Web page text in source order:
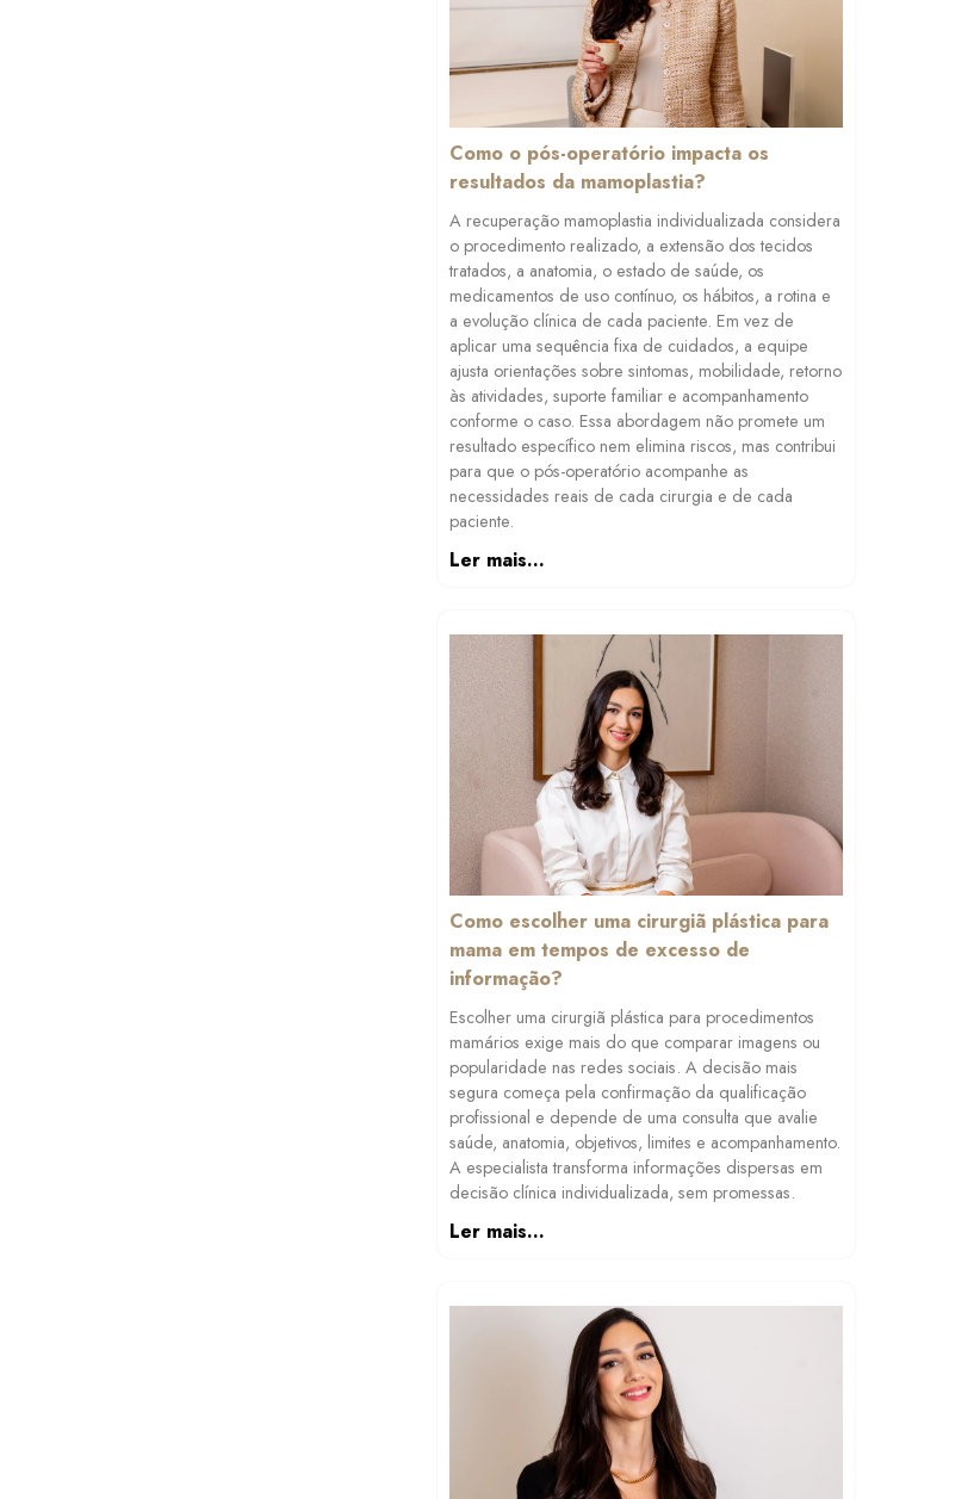
Como o pós-operatório impacta os
resultados da mamoplastia?
A recuperação mamoplastia individualizada considera
o procedimento realizado, a extensão dos tecidos
tratados, a anatomia, o estado de saúde, os
medicamentos de uso contínuo, os hábitos, a rotina e
a evolução clínica de cada paciente. Em vez de
aplicar uma sequência fixa de cuidados, a equipe
ajusta orientações sobre sintomas, mobilidade, retorno
às atividades, suporte familiar e acompanhamento
conforme o caso. Essa abordagem não promete um
resultado específico nem elimina riscos, mas contribui
para que o pós-operatório acompanhe as
necessidades reais de cada cirurgia e de cada
paciente.
Ler mais...
Como escolher uma cirurgiã plástica para
mama em tempos de excesso de
informação?
Escolher uma cirurgiã plástica para procedimentos
mamários exige mais do que comparar imagens ou
popularidade nas redes sociais. A decisão mais
segura começa pela confirmação da qualificação
profissional e depende de uma consulta que avalie
saúde, anatomia, objetivos, limites e acompanhamento.
A especialista transforma informações dispersas em
decisão clínica individualizada, sem promessas.
Ler mais...